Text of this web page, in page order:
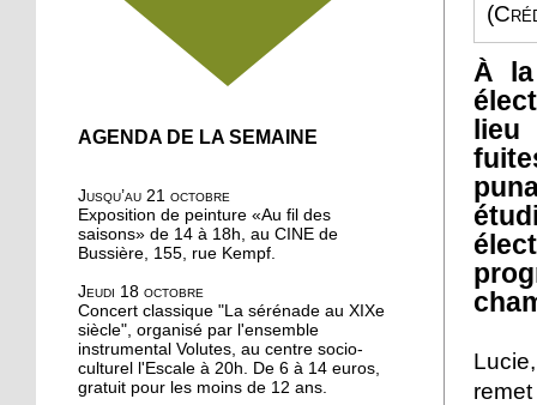
16 octobre 2018
On a testé pour vous : la
marche méditative dans
Au nord de la Robertsau,
on apprend à méditer
Bouffée d'oxygène aux
jardins partagés de la
Robertsau
16 octobre 2018
AGENDA DE LA SEMAINE
Jusqu’au 21 octobre
Exposition de peinture «Au fil des
saisons» de 14 à 18h, au CINE de
Bussière, 155, rue Kempf.
Jeudi 18 octobre
Concert classique "La sérénade au XIXe
siècle", organisé par l'ensemble
instrumental Volutes, au centre socio-
culturel l'Escale à 20h. De 6 à 14 euros,
gratuit pour les moins de 12 ans.
À
lieu